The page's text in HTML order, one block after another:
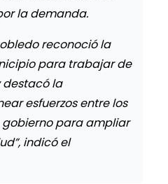
la demanda.
reconoció la
para trabajar de
la
esfuerzos entre los
gobierno para ampliar
indicó el